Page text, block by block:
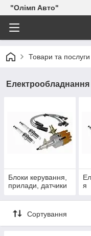
"Олімп Авто"
Товари та послуги
Електрообладнання
Блоки керування,
прилади, датчики
я
Сортування